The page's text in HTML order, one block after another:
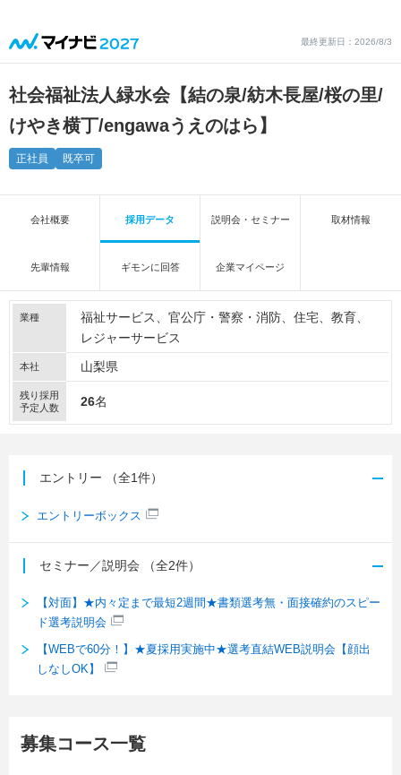
最終更新日：2026/8/3
社会福祉法人緑水会【結の泉/紡木長屋/桜の里/
けやき横丁/engawaうえのはら】
正社員 既卒可
会社概要 採用データ 説明会・セミナー 取材情報
先輩情報 ギモンに回答 企業マイページ
業種 福祉サービス 官公庁・警察・消防 住宅
教育
レジャーサービス
本社 山梨県
残り採用
予定人数
26名
エントリー （全1件）
エントリーボックス
セミナー／説明会 （全2件）
【対面】★内々定まで最短2週間★書類選考無・面接確約のスピー
ド選考説明会
【WEBで60分！】★夏採用実施中★選考直結WEB説明会【顔出
しなしOK】
募集コース一覧